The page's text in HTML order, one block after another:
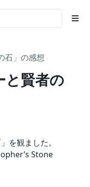
石」の感想
と賢者の
を観ました。
Stone